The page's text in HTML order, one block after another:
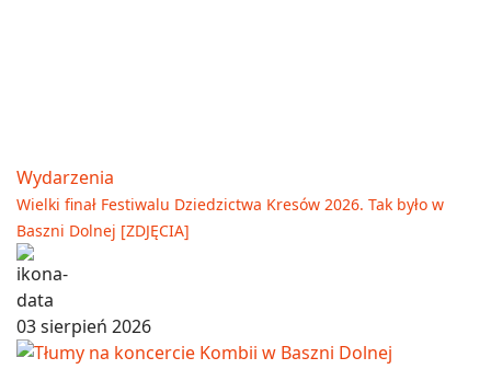
Wydarzenia
Wielki finał Festiwalu Dziedzictwa Kresów 2026. Tak było w
Baszni Dolnej [ZDJĘCIA]
03 sierpień 2026